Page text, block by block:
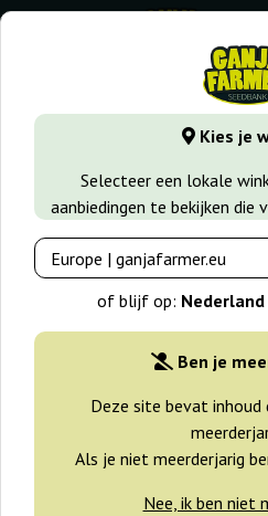
Kies je
Selecteer een lokale
aanbiedingen te bekijken die
of blijf op:
Ben je
Deze site bevat inhoud
Als je niet meerderjarig
Nee, ik ben niet
GanjaFarmer.nl Zaadsoorten